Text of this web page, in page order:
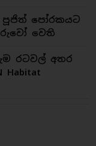
පූජිත් පෝරකයට
වෙති
රටවල් අතර